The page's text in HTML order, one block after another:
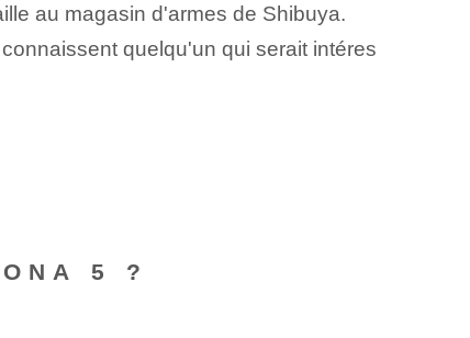
au magasin d'armes de Shibuya.
quelqu'un qui serait intéres
5 ?